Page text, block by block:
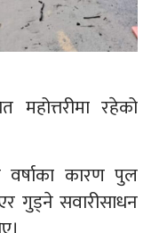
महोत्तरीमा रहेको
वर्षाका कारण पुल
गुड्ने सवारीसाधन